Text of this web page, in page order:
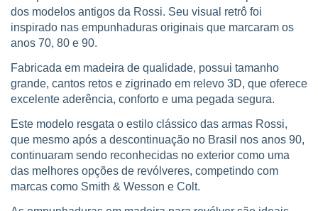
dos modelos antigos da Rossi. Seu visual retrô foi
inspirado nas empunhaduras originais que marcaram os
anos 70, 80 e 90.
Fabricada em madeira de qualidade, possui tamanho
grande, cantos retos e zigrinado em relevo 3D, que oferece
excelente aderência, conforto e uma pegada segura.
Este modelo resgata o estilo clássico das armas Rossi,
que mesmo após a descontinuação no Brasil nos anos 90,
continuaram sendo reconhecidas no exterior como uma
das melhores opções de revólveres, competindo com
marcas como Smith & Wesson e Colt.